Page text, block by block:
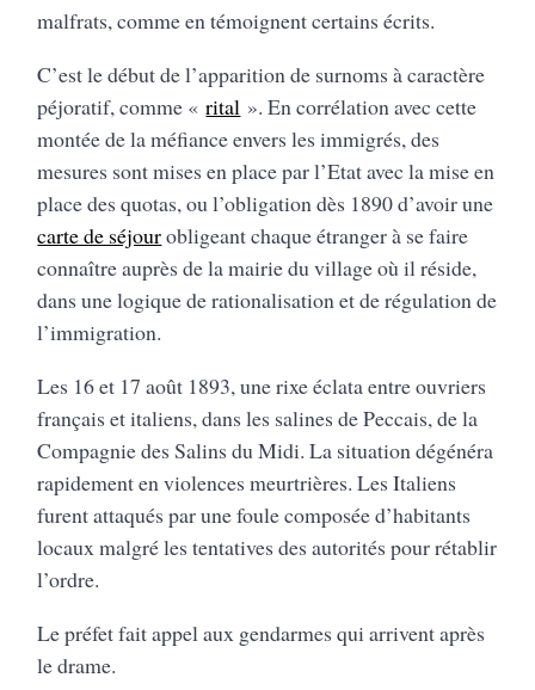
malfrats, comme en témoignent certains écrits.
C’est le début de l’apparition de surnoms à caractère
péjoratif, comme «rital ». En corrélation avec cette
montée de la méfiance envers les immigrés, des
mesures sont mises en place par l’Etat avec la mise en
place des quotas, ou l’obligation dès 1890 d’avoir une
carte de séjourobligeant chaque étranger à se faire
connaître auprès de la mairie du village où il réside,
dans une logique de rationalisation et de régulation de
l’immigration.
Les 16 et 17 août 1893, une rixe éclata entre ouvriers
français et italiens, dans les salines de Peccais, de la
Compagnie des Salins du Midi. La situation dégénéra
rapidement en violences meurtrières. Les Italiens
furent attaqués par une foule composée d’habitants
locaux malgré les tentatives des autorités pour rétablir
l’ordre.
Le préfet fait appel aux gendarmes qui arrivent après
le drame.